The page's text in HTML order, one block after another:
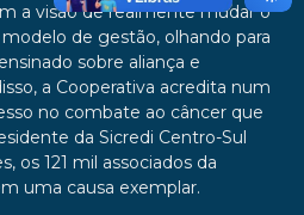
a visão de realmente mudar o
de gestão, olhando para
sobre aliança e
a Cooperativa acredita num
no combate ao câncer que
da Sicredi Centro-Sul
os 121 mil associados da
uma causa exemplar.